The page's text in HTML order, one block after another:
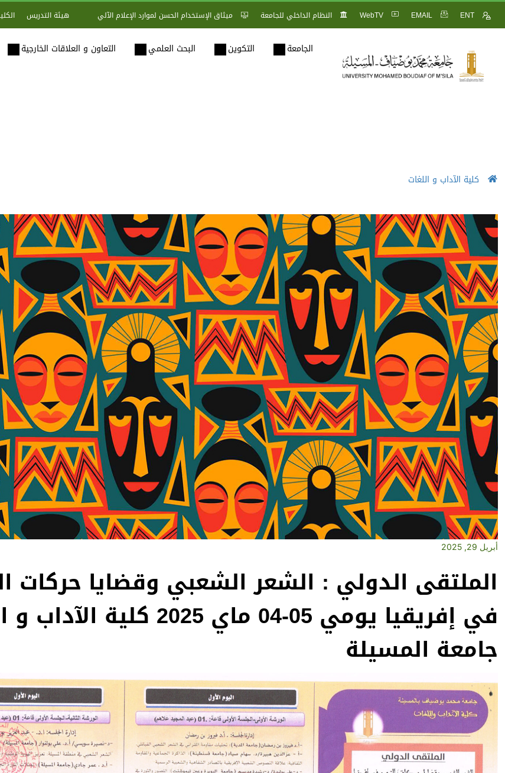
ENT
EMAIL
WebTV النظام الداخلي للجامعة ميثاق الإستخدام الحسن لموارد الإعلام الآلي هيئة التدريس
الجامعة التكوين البحث العلمي التعاون و العلاقات الخارجية
كلية الآداب و اللغات
أبريل 29, 2025
الملتقى الدولي : الشعر الشعبي وقضايا حركات
في إفريقيا يومي 05-04 ماي 2025 كلية
جامعة المسيلة